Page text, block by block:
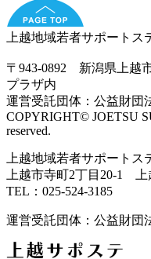
上越地域若者サポートス
〒943-0892 新潟県上越
プラザ内
運営受託団体：公益財団
COPYRIGHT© JOETSU
reserved.
上越地域若者サポート
上越市寺町2丁目20-1
TEL：025-524-3185
運営受託団体：公益財団